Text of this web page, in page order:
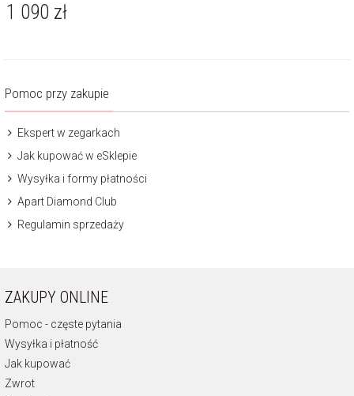
1 090 zł
Pomoc przy zakupie
Ekspert w zegarkach
Jak kupować w eSklepie
Wysyłka i formy płatności
Apart Diamond Club
Regulamin sprzedaży
ZAKUPY ONLINE
Pomoc - częste pytania
Wysyłka i płatność
Jak kupować
Zwrot